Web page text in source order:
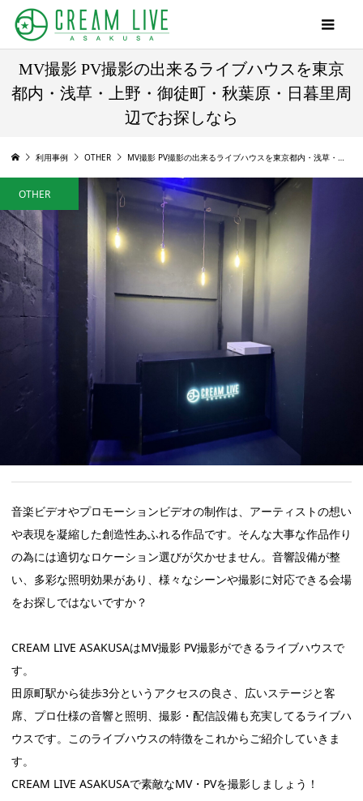
MV撮影 PV撮影の出来るライブハウスを東京
都内・浅草・上野・御徒町・秋葉原・日暮里周
辺でお探しなら
利用事例 OTHER MV撮影 PV撮影の出来るライブハウスを東京都内・浅草・上野・御徒町・秋葉原・日暮里周辺でお探しなら
OTHER
音楽ビデオやプロモーションビデオの制作は、アーティストの想い
や表現を凝縮した創造性あふれる作品です。そんな大事な作品作り
の為には適切なロケーション選びが欠かせません。音響設備が整
い、多彩な照明効果があり、様々なシーンや撮影に対応できる会場
をお探しではないですか？
CREAM LIVE ASAKUSAはMV撮影 PV撮影ができるライブハウスで
す。
田原町駅から徒歩3分というアクセスの良さ、広いステージと客
席、プロ仕様の音響と照明、撮影・配信設備も充実してるライブハ
ウスです。このライブハウスの特徴をこれからご紹介していきま
す。
CREAM LIVE ASAKUSAで素敵なMV・PVを撮影しましょう！